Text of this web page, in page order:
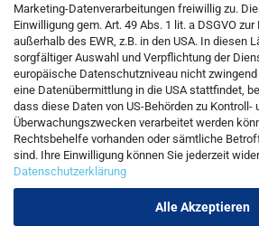
Marketing-Datenverarbeitungen freiwillig zu.
Einwilligung gem. Art. 49 Abs. 1 lit. a DSGVO
außerhalb des EWR, z.B. in den USA. In diesen
sorgfältiger Auswahl und Verpflichtung der
europäische Datenschutzniveau nicht
eine Datenübermittlung in die USA stattfindet,
dass diese Daten von US-Behörden zu Kontroll-
Überwachungszwecken verarbeitet werden
Rechtsbehelfe vorhanden oder sämtliche
sind. Ihre Einwilligung können Sie jederzeit
Datenschutzerklärung
Alle Akzeptieren
Kostenfreie Service-Hotline
0800 5892815
Callback Service
Kontaktformular